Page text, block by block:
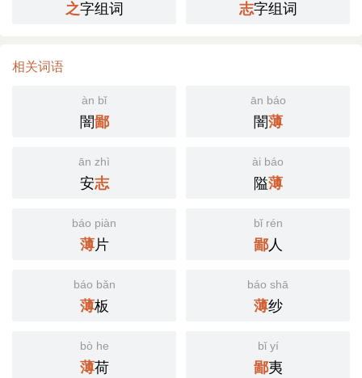
之字组词 志字组词
相关词语
àn bǐ
闇鄙
ān báo
闇薄
ān zhì
安志
ài báo
隘薄
báo piàn
薄片
bǐ rén
鄙人
báo bǎn
薄板
báo shā
薄纱
bò he
薄荷
bǐ yí
鄙夷